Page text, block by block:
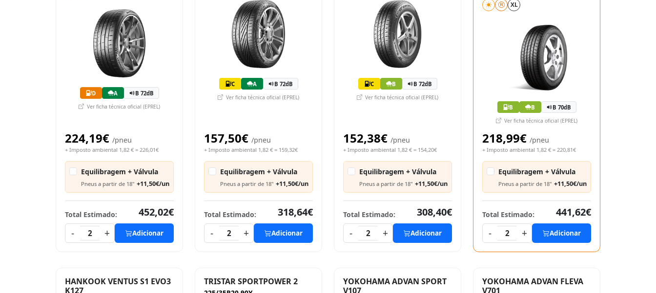
D A B 72dB
Ver ficha técnica oficial (EPREL)
224,19€ /pneu
+ Imposto ambiental 1,82 € = 226,01€
Equilibragem + Válvula
Pneus a partir de 18" +11,50€/un
Total Estimado:
452,02€
-
2 + Adicionar
C A B 72dB
Ver ficha técnica oficial (EPREL)
157,50€ /pneu
+ Imposto ambiental 1,82 € = 159,32€
Equilibragem + Válvula
Pneus a partir de 18" +11,50€/un
Total Estimado:
318,64€
-
2 + Adicionar
C B B 72dB
Ver ficha técnica oficial (EPREL)
152,38€ /pneu
+ Imposto ambiental 1,82 € = 154,20€
Equilibragem + Válvula
Pneus a partir de 18" +11,50€/un
Total Estimado:
308,40€
-
2 + Adicionar
XL
B B B 70dB
Ver ficha técnica oficial (EPREL)
218,99€ /pneu
+ Imposto ambiental 1,82 € = 220,81€
Equilibragem + Válvula
Pneus a partir de 18" +11,50€/un
Total Estimado:
441,62€
-
2 + Adicionar
HANKOOK VENTUS S1 EVO3
K127
TRISTAR SPORTPOWER 2
YOKOHAMA ADVAN SPORT
V107
YOKOHAMA ADVAN FLEVA
V701